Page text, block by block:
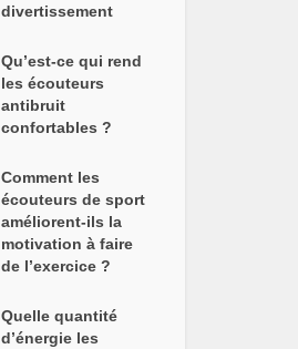
divertissement
Qu’est-ce qui rend
les écouteurs
antibruit
confortables ?
Comment les
écouteurs de sport
améliorent-ils la
motivation à faire
de l’exercice ?
Quelle quantité
d’énergie les